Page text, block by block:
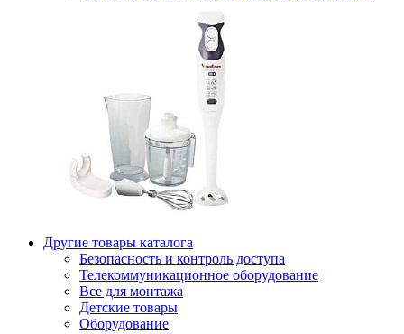
Другие товары каталога
Безопасность и контроль доступа
Телекоммуникационное оборудование
Все для монтажа
Детские товары
Оборудование